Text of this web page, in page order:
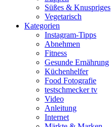
Süßes & Knuspriges
Vegetarisch
Kategorien
Instagram-Tipps
Abnehmen
Fitness
Gesunde Ernährung
Küchenhelfer
Food Fotografie
testschmecker tv
Video
Anleitung
Internet